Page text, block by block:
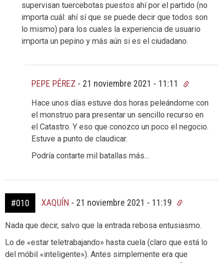
supervisan tuercebotas puestos ahí por el partido (no
importa cuál: ahí sí que se puede decir que todos son
lo mismo) para los cuales la experiencia de usuario
importa un pepino y más aún si es el ciudadano.
PEPE PÉREZ - 21 noviembre 2021 - 11:11
Hace unos días estuve dos horas peleándome con
el monstruo para presentar un sencillo recurso en
el Catastro. Y eso que conozco un poco el negocio.
Estuve a punto de claudicar.
Podría contarte mil batallas más…
#010 XAQUÍN - 21 noviembre 2021 - 11:19
Nada que decir, salvo que la entrada rebosa entusiasmo.
Lo de «estar teletrabajando» hasta cuela (claro que está lo
del móbil «inteligente»). Antes simplemente era que